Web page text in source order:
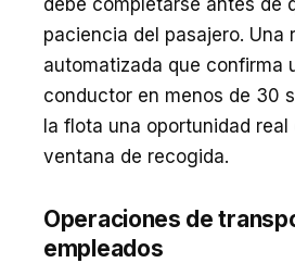
paciencia del pasajero. Una
automatizada que confirma
conductor en menos de 30
la flota una oportunidad real
ventana de recogida.
Operaciones de
empleados